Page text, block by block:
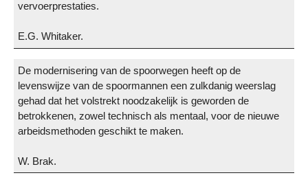
vervoerprestaties.
E.G. Whitaker.
De modernisering van de spoorwegen heeft op de
levenswijze van de spoormannen een zulkdanig weerslag
gehad dat het volstrekt noodzakelijk is geworden de
betrokkenen, zowel technisch als mentaal, voor de nieuwe
arbeidsmethoden geschikt te maken.
W. Brak.